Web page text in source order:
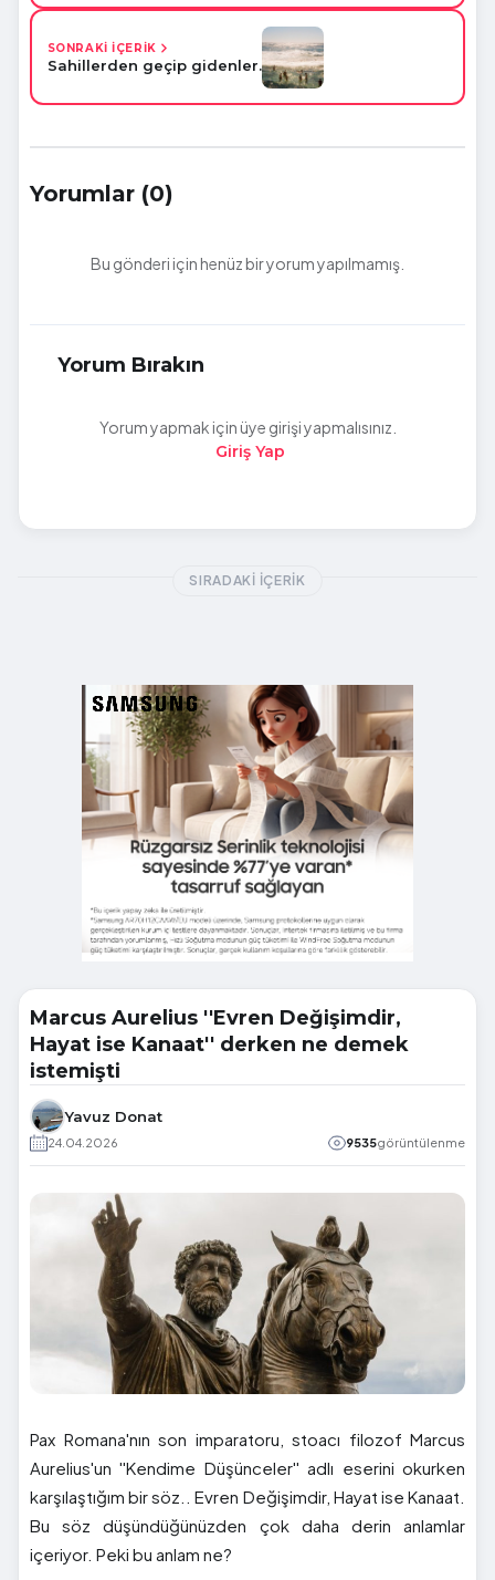
SONRAKİ İÇERİK
Sahillerden geçip gidenler.
Yorumlar (0)
Bu gönderi için henüz bir yorum yapılmamış.
Yorum Bırakın
Yorum yapmak için üye girişi yapmalısınız.
Giriş Yap
SIRADAKI İÇERIK
Marcus Aurelius ''Evren Değişimdir,
Hayat ise Kanaat'' derken ne demek
istemişti
Yavuz Donat
24.04.2026 9535görüntülenme
Pax Romana'nın son imparatoru, stoacı filozof Marcus
Aurelius'un ''Kendime Düşünceler'' adlı eserini okurken
karşılaştığım bir söz.. Evren Değişimdir, Hayat ise Kanaat.
Bu söz düşündüğünüzden çok daha derin anlamlar
içeriyor. Peki bu anlam ne?